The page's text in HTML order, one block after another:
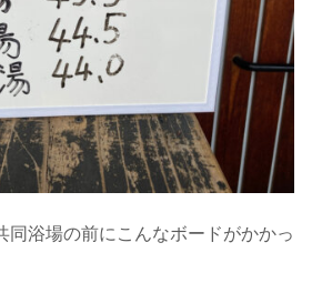
同浴場の前にこんなボードがかかっ